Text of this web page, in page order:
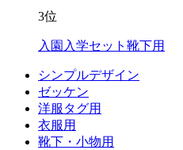
3位
入園入学セット靴下用
シンプルデザイン
ゼッケン
洋服タグ用
衣服用
靴下・小物用